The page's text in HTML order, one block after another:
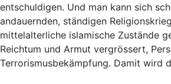
entschuldigen. Und man kann sich
andauernden, ständigen
mittelalterliche islamische Zustände
Reichtum und Armut vergrössert,
Terrorismusbekämpfung. Damit wird